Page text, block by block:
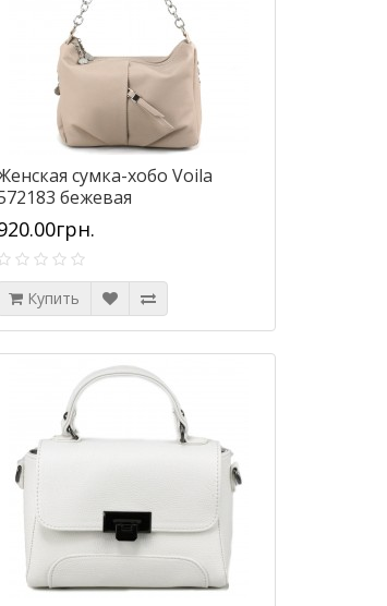
сумка-хобо Voila
бежевая
Купить